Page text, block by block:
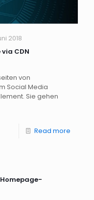
2018
via CDN
von
Social Media
Sie gehen
Read more